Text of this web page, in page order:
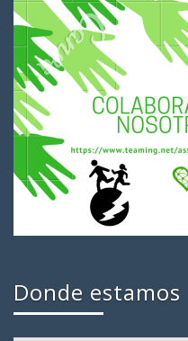
Donde estamos